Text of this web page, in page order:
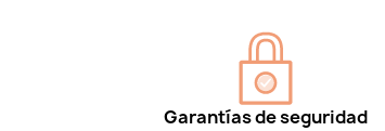
Garantías de seguridad